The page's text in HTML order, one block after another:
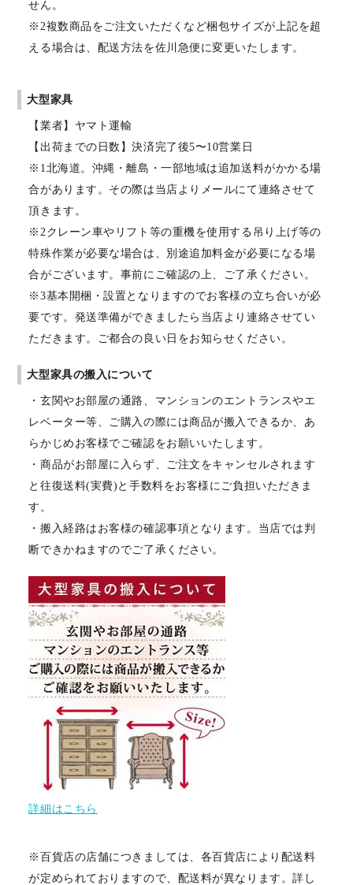
せん。
※2複数商品をご注文いただくなど梱包サイズが上記を超
える場合は、配送方法を佐川急便に変更いたします。
大型家具
【業者】ヤマト運輸
【出荷までの日数】決済完了後5〜10営業日
※1北海道。沖縄・離島・一部地域は追加送料がかかる場
合があります。その際は当店よりメールにて連絡させて
頂きます。
※2クレーン車やリフト等の重機を使用する吊り上げ等の
特殊作業が必要な場合は、別途追加料金が必要になる場
合がございます。事前にご確認の上、ご了承ください。
※3基本開梱・設置となりますのでお客様の立ち合いが必
要です。発送準備ができましたら当店より連絡させてい
ただきます。ご都合の良い日をお知らせください。
大型家具の搬入について
・玄関やお部屋の通路、マンションのエントランスやエ
レベーター等、ご購入の際には商品が搬入できるか、あ
らかじめお客様でご確認をお願いいたします。
・商品がお部屋に入らず、ご注文をキャンセルされます
と往復送料(実費)と手数料をお客様にご負担いただきま
す。
・搬入経路はお客様の確認事項となります。当店では判
断できかねますのでご了承ください。
詳細はこちら
※百貨店の店舗につきましては、各百貨店により配送料
が定められておりますので、配送料が異なります。詳し